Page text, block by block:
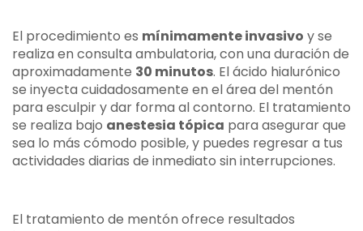
El procedimiento es mínimamente invasivo y se
realiza en consulta ambulatoria, con una duración de
aproximadamente 30 minutos. El ácido hialurónico
se inyecta cuidadosamente en el área del mentón
para esculpir y dar forma al contorno. El tratamiento
se realiza bajo anestesia tópica para asegurar que
sea lo más cómodo posible, y puedes regresar a tus
actividades diarias de inmediato sin interrupciones.
El tratamiento de mentón ofrece resultados